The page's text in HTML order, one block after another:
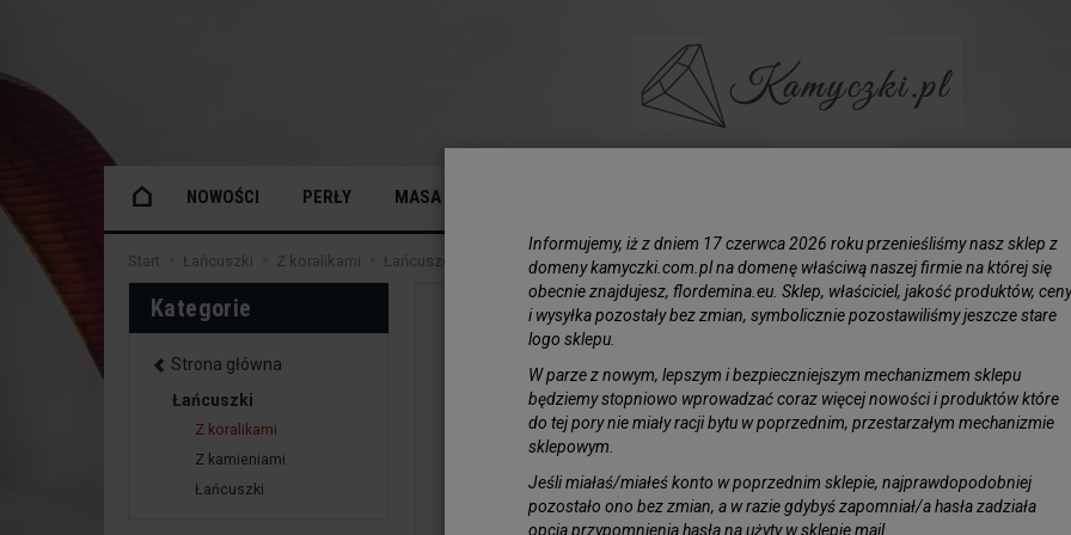
Informujemy, iż z dniem 17 czerwca 2026 roku przenieśliśmy nasz sklep z
domeny kamyczki.com.pl na domenę właściwą naszej firmie na której się
obecnie znajdujesz, flordemina.eu. Sklep, właściciel, jakość produktów, ceny
i wysyłka pozostały bez zmian, symbolicznie pozostawiliśmy jeszcze stare
logo sklepu.
W parze z nowym, lepszym i bezpieczniejszym mechanizmem sklepu
będziemy stopniowo wprowadzać coraz więcej nowości i produktów które
do tej pory nie miały racji bytu w poprzednim, przestarzałym mechanizmie
sklepowym.
Jeśli miałaś/miałeś konto w poprzednim sklepie, najprawdopodobniej
pozostało ono bez zmian, a w razie gdybyś zapomniał/a hasła zadziała
opcja przypomnienia hasła na użyty w sklepie mail.
NOWOŚCI PERŁY MASA PERŁOWA
Start Łańcuszki Z koralikami Łańcuszek z Kryształkami Żółty Opalizujacy 15cm
Obserwuj
Kategorie
Strona główna
Łańcuszki
Z koralikami
Z kamieniami
Łańcuszki